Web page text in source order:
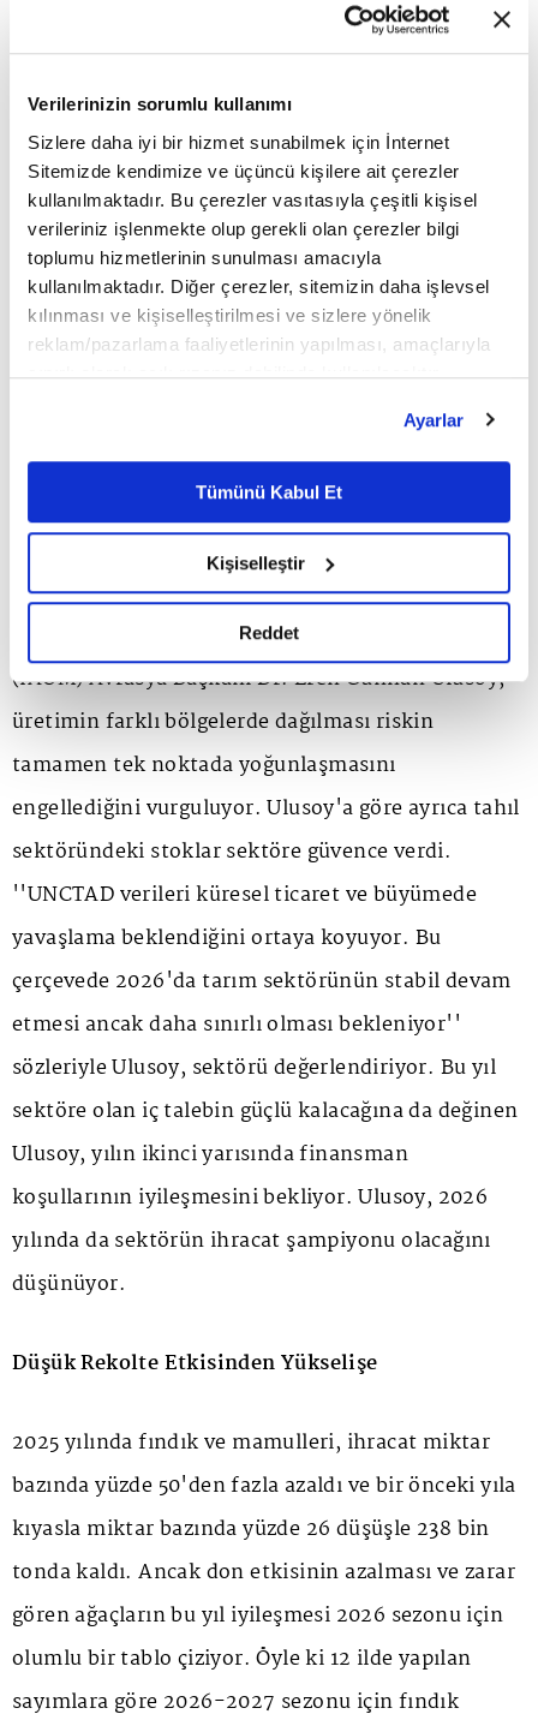
Verilerinizin sorumlu kullanımı
Sizlere daha iyi bir hizmet sunabilmek için İnternet
Sitemizde kendimize ve üçüncü kişilere ait çerezler
kullanılmaktadır. Bu çerezler vasıtasıyla çeşitli kişisel
verileriniz işlenmekte olup gerekli olan çerezler bilgi
toplumu hizmetlerinin sunulması amacıyla
kullanılmaktadır. Diğer çerezler, sitemizin daha işlevsel
kılınması ve kişiselleştirilmesi ve sizlere yönelik
reklam/pazarlama faaliyetlerinin yapılması, amaçlarıyla
sınırlı olarak açık rızanız dahilinde kullanılacaktır.
belirleyebilirsiniz. Çerezlere ilişkin detaylı bilgi için
Ayarlar butonuna tıklayabilir,Çerez Bilgilendirme
Metnimizi ziyaret edebilirsiniz.
6698 sayılı Kişisel Verilerin Korunması Kanunu uyarınca
okumak ve sitemizi ziyaretiniz kapsamında
gerçekleştirilen veri işleme faaliyetleri ile ilgili daha
detaylı bilgi almak için lütfentıklayınız.
Ayarlar
Tümünü Kabul Et
Kişiselleştir
Reddet
Tahıl Sektöründe Stok Güvencesi
''Tüm bu olumsuzluklara rağmen Türkiye tarım
sektörü yılı dengeli kapattı'' yorumunda bulunan
Uluslararası Un Sanayicileri Ve Hububatçılar Birliği
(IAOM) Avrasya Başkanı Dr. Eren Günhan Ulusoy,
üretimin farklı bölgelerde dağılması riskin
tamamen tek noktada yoğunlaşmasını
engellediğini vurguluyor. Ulusoy'a göre ayrıca tahıl
sektöründeki stoklar sektöre güvence verdi.
''UNCTAD verileri küresel ticaret ve büyümede
yavaşlama beklendiğini ortaya koyuyor. Bu
çerçevede 2026'da tarım sektörünün stabil devam
etmesi ancak daha sınırlı olması bekleniyor''
sözleriyle Ulusoy, sektörü değerlendiriyor. Bu yıl
sektöre olan iç talebin güçlü kalacağına da değinen
Ulusoy, yılın ikinci yarısında finansman
koşullarının iyileşmesini bekliyor. Ulusoy, 2026
yılında da sektörün ihracat şampiyonu olacağını
düşünüyor.
Düşük Rekolte Etkisinden Yükselişe
2025 yılında fındık ve mamulleri, ihracat miktar
bazında yüzde 50'den fazla azaldı ve bir önceki yıla
kıyasla miktar bazında yüzde 26 düşüşle 238 bin
tonda kaldı. Ancak don etkisinin azalması ve zarar
gören ağaçların bu yıl iyileşmesi 2026 sezonu için
olumlu bir tablo çiziyor. Öyle ki 12 ilde yapılan
sayımlara göre 2026-2027 sezonu için fındık